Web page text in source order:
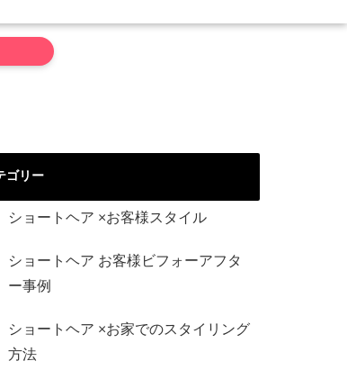
ゴリー
ショートヘア ×お客様スタイル
ショートヘア お客様ビフォーアフタ
ー事例
ショートヘア ×お家でのスタイリング
方法